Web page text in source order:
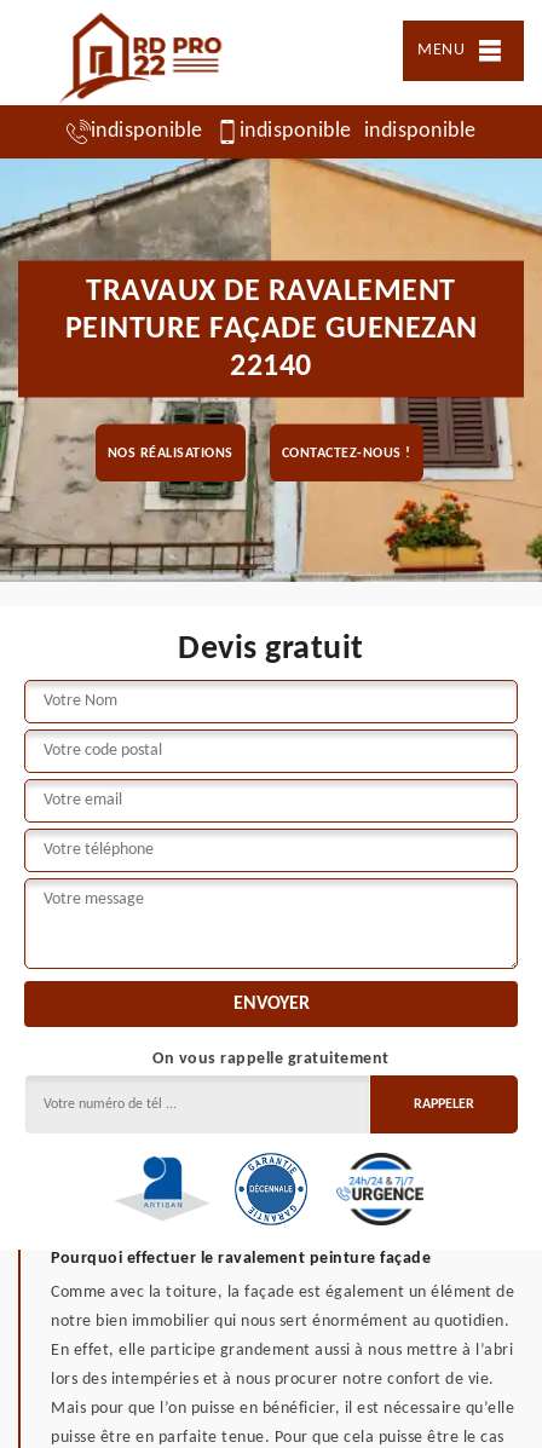
MENU
indisponible indisponible indisponible
TRAVAUX DE RAVALEMENT
PEINTURE FAÇADE GUENEZAN
22140
NOS RÉALISATIONS CONTACTEZ-NOUS !
Devis gratuit
On vous rappelle gratuitement
Pourquoi effectuer le ravalement peinture façade
Comme avec la toiture, la façade est également un élément de
notre bien immobilier qui nous sert énormément au quotidien.
En effet, elle participe grandement aussi à nous mettre à l’abri
lors des intempéries et à nous procurer notre confort de vie.
Mais pour que l’on puisse en bénéficier, il est nécessaire qu’elle
puisse être en parfaite tenue. Pour que cela puisse être le cas